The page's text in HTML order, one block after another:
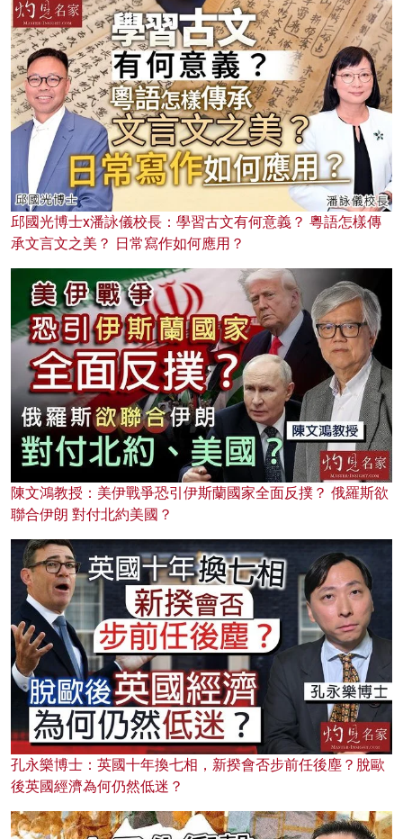
邱國光博士x潘詠儀校長：學習古文有何意義？ 粵語怎樣傳
承文言文之美？ 日常寫作如何應用？
陳文鴻教授：美伊戰爭恐引伊斯蘭國家全面反撲？ 俄羅斯欲
聯合伊朗 對付北約美國？
孔永樂博士：英國十年換七相，新揆會否步前任後塵？脫歐
後英國經濟為何仍然低迷？